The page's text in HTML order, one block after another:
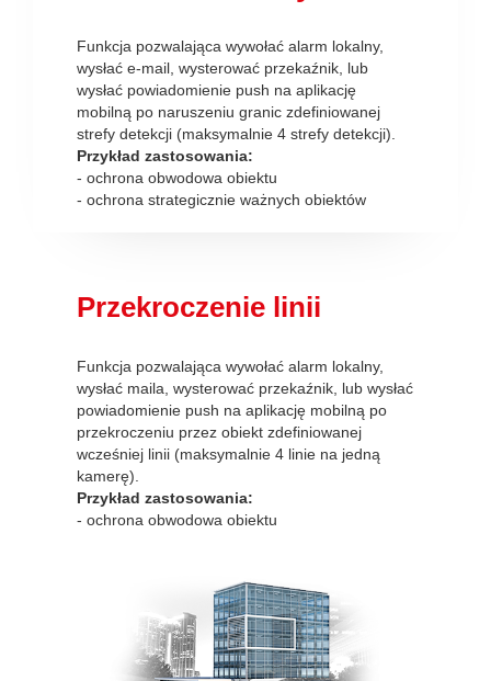
Funkcja pozwalająca wywołać alarm lokalny,
wysłać e-mail, wysterować przekaźnik, lub
wysłać powiadomienie push na aplikację
mobilną po naruszeniu granic zdefiniowanej
strefy detekcji (maksymalnie 4 strefy detekcji).
Przykład zastosowania:
- ochrona obwodowa obiektu
- ochrona strategicznie ważnych obiektów
Przekroczenie linii
Funkcja pozwalająca wywołać alarm lokalny,
wysłać maila, wysterować przekaźnik, lub wysłać
powiadomienie push na aplikację mobilną po
przekroczeniu przez obiekt zdefiniowanej
wcześniej linii (maksymalnie 4 linie na jedną
kamerę).
Przykład zastosowania:
- ochrona obwodowa obiektu